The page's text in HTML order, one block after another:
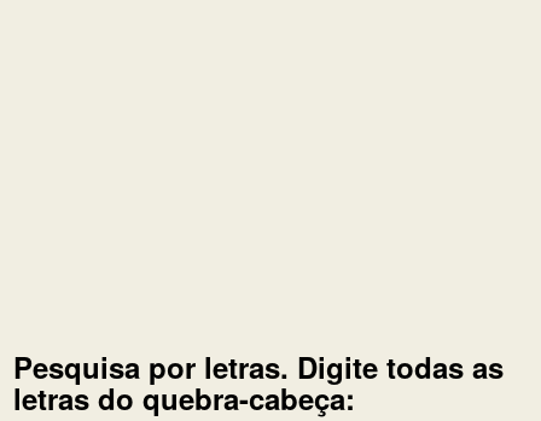
Pesquisa por letras. Digite todas as
letras do quebra-cabeça: